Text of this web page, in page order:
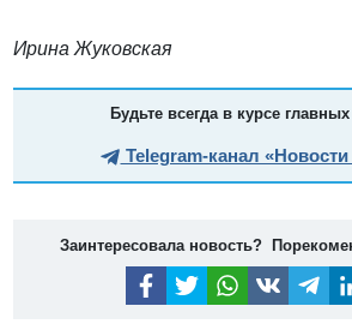
Ирина Жуковская
Будьте всегда в курсе
Telegram-канал
Заинтересовала новость?